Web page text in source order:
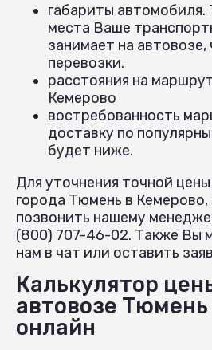
габариты автомобиля.
места Ваше
занимает на
перевозки.
расстояния на
Кемерово
востребованность
доставку по
будет ниже.
Для уточнения точной
города Тюмень в
позвонить нашему
(800) 707-46-02. Также Вы
нам в чат или оставить
Калькулятор
автовозе
онлайн